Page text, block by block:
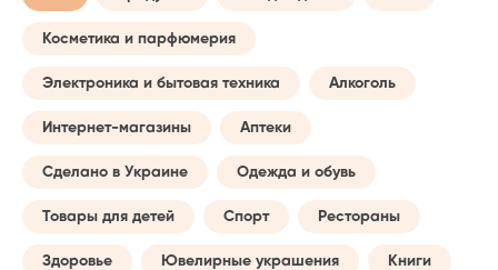
Косметика и парфюмерия
Электроника и бытовая техника Алкоголь
Интернет-магазины Аптеки
Сделано в Украине Одежда и обувь
Товары для детей Спорт Рестораны
Здоровье Ювелирные украшения Книги